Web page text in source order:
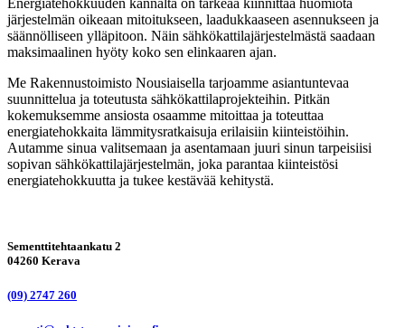
Energiatehokkuuden kannalta on tärkeää kiinnittää huomiota
järjestelmän oikeaan mitoitukseen, laadukkaaseen asennukseen ja
säännölliseen ylläpitoon. Näin sähkökattilajärjestelmästä saadaan
maksimaalinen hyöty koko sen elinkaaren ajan.
Me Rakennustoimisto Nousiaisella tarjoamme asiantuntevaa
suunnittelua ja toteutusta sähkökattilaprojekteihin. Pitkän
kokemuksemme ansiosta osaamme mitoittaa ja toteuttaa
energiatehokkaita lämmitysratkaisuja erilaisiin kiinteistöihin.
Autamme sinua valitsemaan ja asentamaan juuri sinun tarpeisiisi
sopivan sähkökattilajärjestelmän, joka parantaa kiinteistösi
energiatehokkuutta ja tukee kestävää kehitystä.
Sementtitehtaankatu 2
04260 Kerava
(09) 2747 260